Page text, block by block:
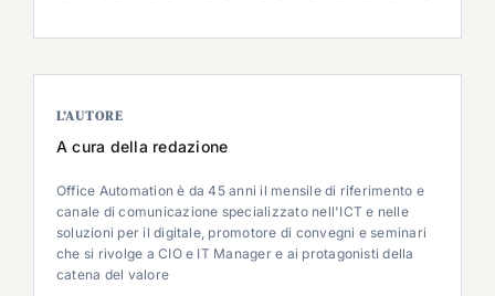
L’AUTORE
A cura della redazione
Office Automation è da 45 anni il mensile di riferimento e
canale di comunicazione specializzato nell'ICT e nelle
soluzioni per il digitale, promotore di convegni e seminari
che si rivolge a CIO e IT Manager e ai protagonisti della
catena del valore